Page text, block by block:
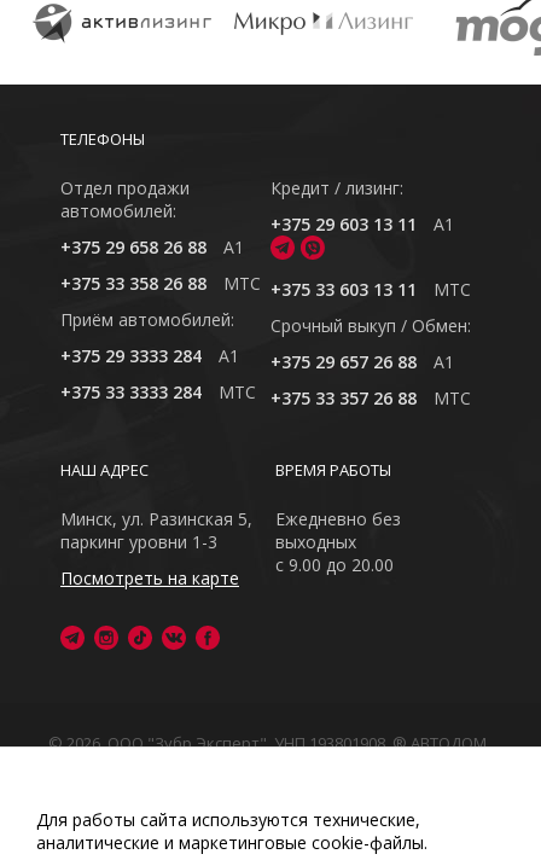
ТЕЛЕФОНЫ
Отдел продажи
автомобилей:
+375 29 658 26 88
A1
+375 33 358 26 88
MTC
Приём автомобилей:
+375 29 3333 284
A1
+375 33 3333 284
MTC
Кредит / лизинг:
+375 29 603 13 11
A1
+375 33 603 13 11
MTC
Cрочный выкуп / Обмен:
+375 29 657 26 88
A1
+375 33 357 26 88
MTC
ВРЕМЯ РАБОТЫ
Ежедневно без
выходных
с 9.00 до 20.00
НАШ АДРЕС
Минск, ул. Разинская 5,
паркинг уровни 1-3
Посмотреть на карте
© 2026, ООО "Зубр Эксперт", УНП 193801908. ® АВТОДОМ
Обращаем Ваше внимание на то, что данный интернет-
сайт носит исключительно информационный характер
Любое использование либо копирование материалов
Для работы сайта используются технические,
аналитические и маркетинговые сооkіе-файлы.